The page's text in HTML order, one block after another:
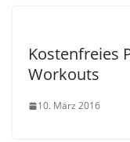
Kostenfreies
Workouts
10. März 2016